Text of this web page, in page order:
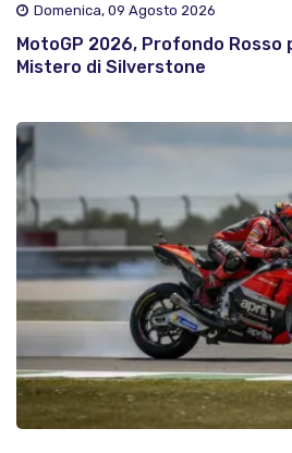
Domenica, 09 Agosto 2026
MotoGP 2026, Profondo Rosso
Mistero di Silverstone